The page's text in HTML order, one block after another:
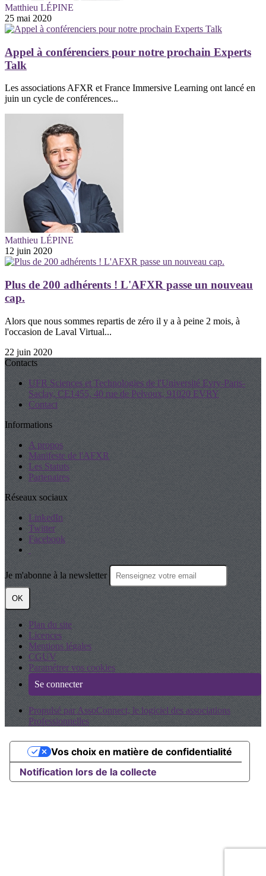
Matthieu LÉPINE
25 mai 2020
Appel à conférenciers pour notre prochain Experts
Talk
Les associations AFXR et France Immersive Learning ont lancé en
juin un cycle de conférences...
Matthieu LÉPINE
12 juin 2020
Plus de 200 adhérents ! L'AFXR passe un nouveau
cap.
Alors que nous sommes repartis de zéro il y a à peine 2 mois, à
l'occasion de Laval Virtual...
22 juin 2020
Contacts
UFR Sciences et Technologies de l'Université Evry-Paris-
Saclay, CE1455, 40 rue de Pelvoux, 91020 EVRY
Contact
Informations
A propos
Manifeste de l'AFXR
Les Statuts
Partenaires
Réseaux sociaux
LinkedIn
Twitter
Facebook
Je m'abonne à la newsletter
OK
Plan du site
Licences
Mentions légales
CGUV
Paramétrer vos cookies
Se connecter
Propulsé par AssoConnect, le logiciel des associations
Professionnelles
Notification lors de la collecte
Vos choix en matière de confidentialité